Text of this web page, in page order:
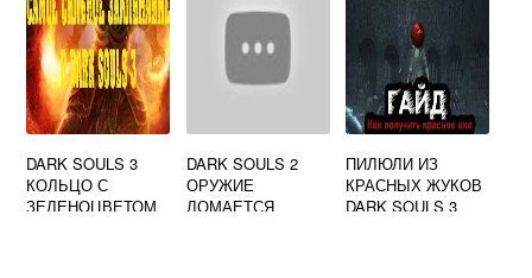
DARK SOULS 3
КОЛЬЦО С
ЗЕЛЕНОЦВЕТОМ
DARK SOULS 2
ОРУЖИЕ
ЛОМАЕТСЯ
ПИЛЮЛИ ИЗ
КРАСНЫХ ЖУКОВ
DARK SOULS 3